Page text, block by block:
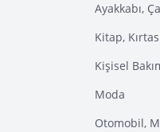
Ayakkabı,
Kitap,
Kişisel
Moda
Otomobil,